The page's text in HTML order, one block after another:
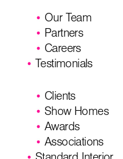
Our Team
Partners
Careers
Testimonials
Clients
Show Homes
Awards
Associations